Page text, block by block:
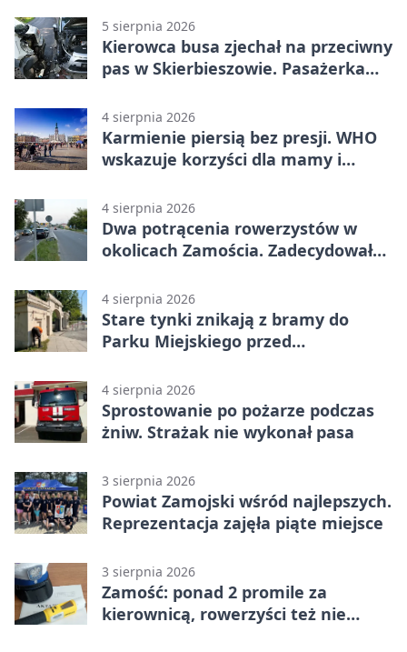
5 sierpnia 2026
Kierowca busa zjechał na przeciwny
pas w Skierbieszowie. Pasażerka
4 sierpnia 2026
Karmienie piersią bez presji. WHO
wskazuje korzyści dla mamy i
4 sierpnia 2026
Dwa potrącenia rowerzystów w
okolicach Zamościa. Zadecydowało
4 sierpnia 2026
Stare tynki znikają z bramy do
Parku Miejskiego przed
4 sierpnia 2026
Sprostowanie po pożarze podczas
żniw. Strażak nie wykonał pasa
3 sierpnia 2026
Powiat Zamojski wśród najlepszych.
Reprezentacja zajęła piąte miejsce
3 sierpnia 2026
Zamość: ponad 2 promile za
kierownicą, rowerzyści też nie